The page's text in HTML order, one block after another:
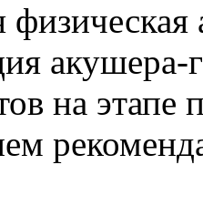
физическая
акушера-
на этапе